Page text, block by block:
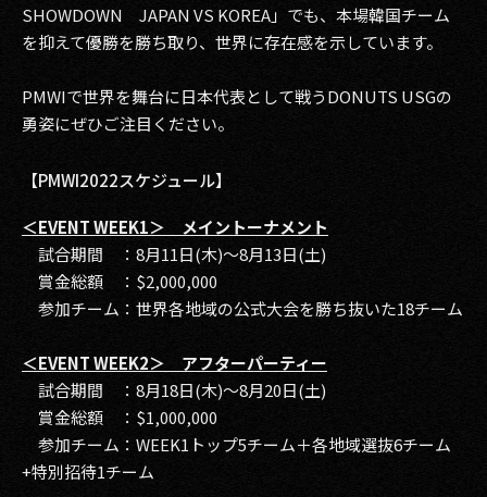
2011
2010
2009
SHOWDOWN JAPAN VS KOREA」でも、本場韓国チーム
を抑えて優勝を勝ち取り、世界に存在感を示しています。
PMWIで世界を舞台に日本代表として戦うDONUTS USGの
勇姿にぜひご注目ください。
【PMWI2022スケジュール】
＜EVENT WEEK1＞ メイントーナメント
試合期間 ：8月11日(木)〜8月13日(土)
賞金総額 ：$2,000,000
参加チーム：世界各地域の公式大会を勝ち抜いた18チーム
＜EVENT WEEK2＞ アフターパーティー
試合期間 ：8月18日(木)〜8月20日(土)
賞金総額 ：$1,000,000
参加チーム：WEEK1トップ5チーム＋各地域選抜6チーム
+特別招待1チーム